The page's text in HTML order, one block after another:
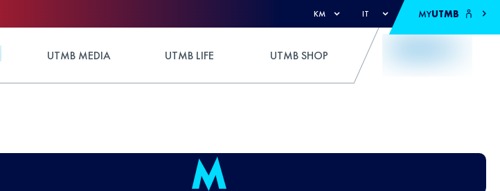
KM IT MYUTMB
UTMB MEDIA UTMB LIFE UTMB SHOP